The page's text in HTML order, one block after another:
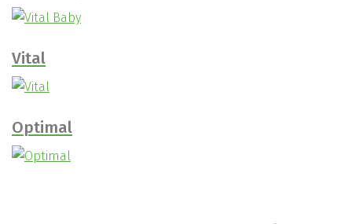
Vital
Optimal